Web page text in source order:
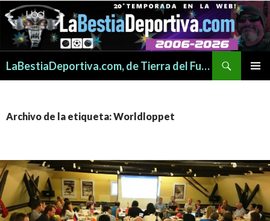
LaBestiaDeportiva.com, de Tierra del Fuego para todo el mundo
Archivo de la etiqueta: Worldloppet